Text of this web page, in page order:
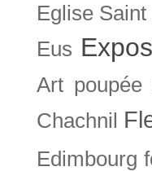
Eglise
Eus
Art poupée
Chachnil
Edimbourg